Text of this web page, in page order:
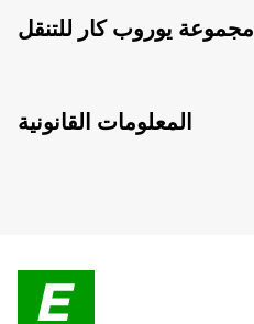
مجموعة يوروب كار للتنقل
المعلومات القانونية